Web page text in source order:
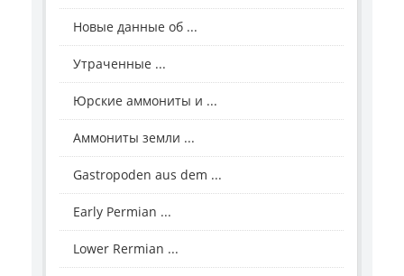
Новые данные об ...
Утраченные ...
Юрские аммониты и ...
Аммониты земли ...
Gastropoden aus dem ...
Early Permian ...
Lower Rermian ...